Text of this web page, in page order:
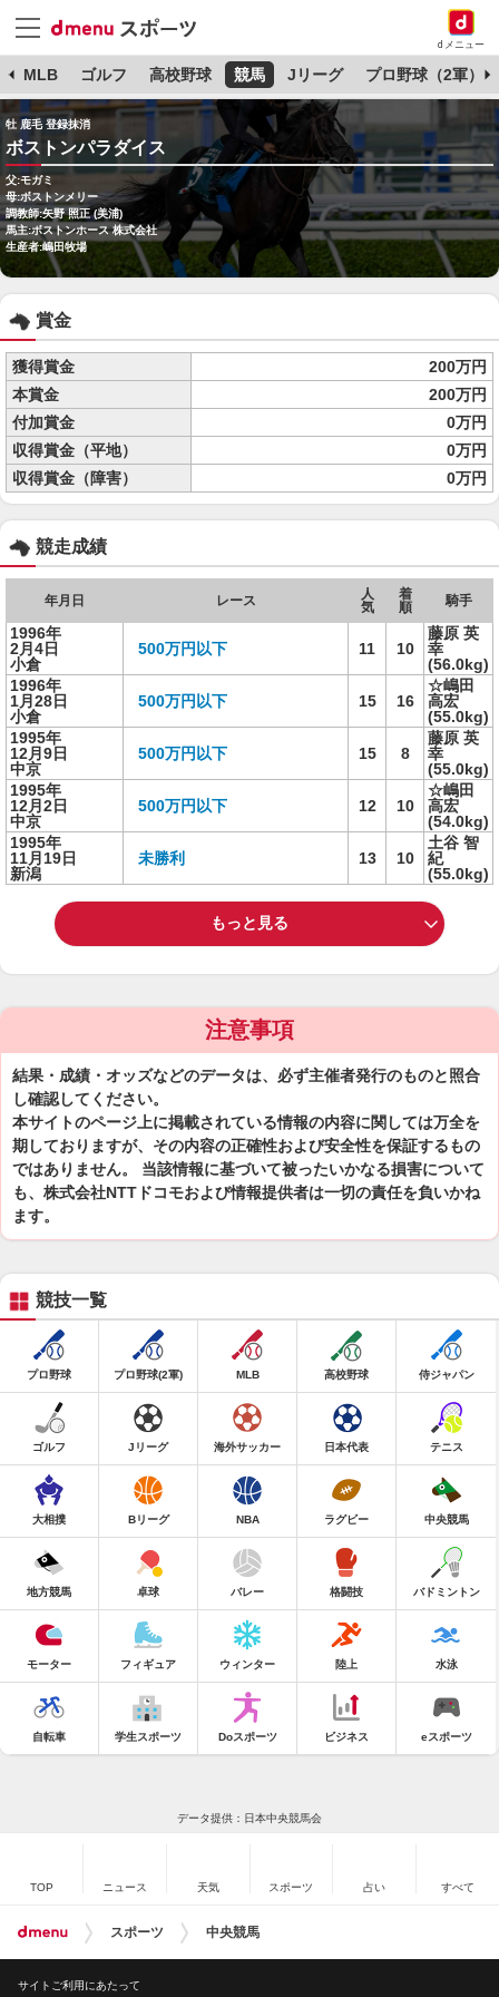
dメニュー
MLB ゴルフ 高校野球 競馬 Jリーグ プロ野球（2軍）
牡 鹿毛 登録抹消
ボストンパラダイス
父:モガミ
母:ボストンメリー
調教師:矢野 照正 (美浦)
馬主:ボストンホース 株式会社
生産者:嶋田牧場
賞金
獲得賞金
200万円
本賞金
200万円
付加賞金
0万円
収得賞金（平地）
0万円
収得賞金（障害）
0万円
競走成績
年月日 レース
人
気
着
順
騎手
1996年
2月4日
小倉
500万円以下 11 10
藤原 英
幸
(56.0kg)
1996年
1月28日
小倉
500万円以下 15 16
☆嶋田
高宏
(55.0kg)
1995年
12月9日
中京
500万円以下 15 8
藤原 英
幸
(55.0kg)
1995年
12月2日
中京
500万円以下 12 10
☆嶋田
高宏
(54.0kg)
1995年
11月19日
新潟
未勝利 13 10
土谷 智
紀
(55.0kg)
もっと見る
注意事項
結果・成績・オッズなどのデータは、必ず主催者発行のものと照合
し確認してください。
本サイトのページ上に掲載されている情報の内容に関しては万全を
期しておりますが、その内容の正確性および安全性を保証するもの
ではありません。 当該情報に基づいて被ったいかなる損害について
も、株式会社NTTドコモおよび情報提供者は一切の責任を負いかね
ます。
競技一覧
プロ野球 プロ野球(2軍) MLB 高校野球 侍ジャパン
ゴルフ Jリーグ 海外サッカー 日本代表 テニス
大相撲 Bリーグ NBA ラグビー 中央競馬
地方競馬 卓球 バレー 格闘技 バドミントン
モーター フィギュア ウィンター 陸上 水泳
自転車 学生スポーツ Doスポーツ ビジネス eスポーツ
データ提供：日本中央競馬会
TOP ニュース 天気 スポーツ 占い すべて
スポーツ 中央競馬
サイトご利用にあたって